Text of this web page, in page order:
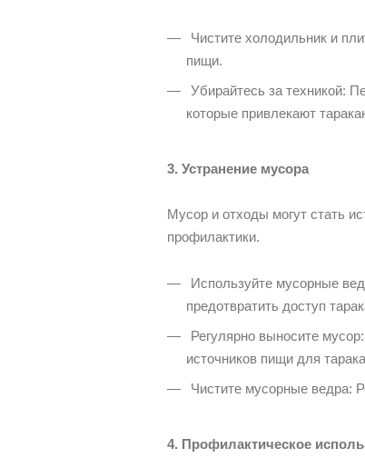
Чистите холодильник и
пищи.
Убирайтесь за техникой:
которые привлекают
3. Устранение мусора
Мусор и отходы могут стать
профилактики.
Используйте мусорные
предотвратить доступ
Регулярно выносите
источников пищи для
Чистите мусорные ведра:
4. Профилактическое